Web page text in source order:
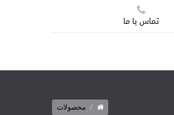
تماس با ما
/ محصولات